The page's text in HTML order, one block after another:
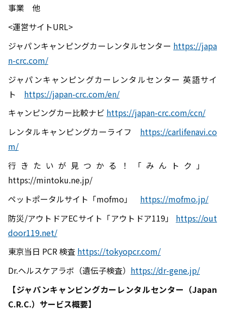
事業 他
<運営サイトURL>
ジャパンキャンピングカーレンタルセンター https://japa
n-crc.com/
ジャパンキャンピングカーレンタルセンター 英語サイ
ト https://japan-crc.com/en/
キャンピングカー比較ナビ https://japan-crc.com/ccn/
レンタルキャンピングカーライフ https://carlifenavi.co
m/
行きたいが見つかる！「みんトク」
https://mintoku.ne.jp/
ペットポータルサイト「mofmo」 https://mofmo.jp/
防災/アウトドアECサイト「アウトドア119」 https://out
door119.net/
東京当日 PCR検査 https://tokyopcr.com/
Dr.ヘルスケアラボ（遺伝子検査） https://dr-gene.jp/
【ジャパンキャンピングカーレンタルセンター（Japan
C.R.C.）サービス概要】